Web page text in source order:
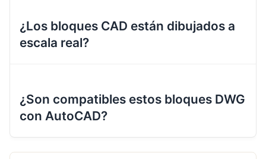
¿Los bloques CAD están dibujados a
escala real?
¿Son compatibles estos bloques DWG
con AutoCAD?